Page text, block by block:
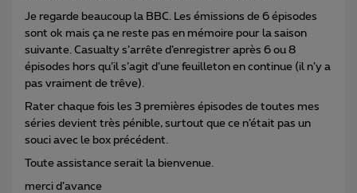
Je regarde beaucoup la BBC. Les émissions de 6 épisodes
sont ok mais ça ne reste pas en mémoire pour la saison
suivante. Casualty s’arrête d’enregistrer après 6 ou 8
épisodes hors qu’il s’agit d’une feuilleton en continue (il n’y a
pas vraiment de trêve).
Rater chaque fois les 3 premières épisodes de toutes mes
séries devient très pénible, surtout que ce n’était pas un
souci avec le box précédent.
Toute assistance serait la bienvenue.
merci d’avance